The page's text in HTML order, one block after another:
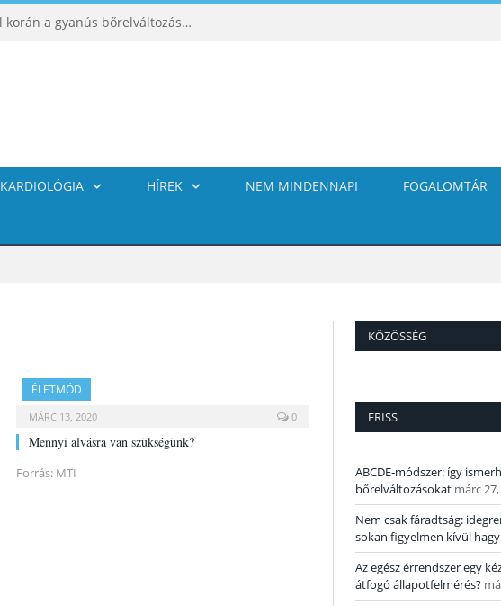
ABCDE‑módszer: így ismerhetjük fel korán a gyanús bőrelváltozásokat
KARDIOLÓGIA HÍREK NEM MINDENNAPI FOGALOMTÁR
ÉLETMÓD
MÁRC 13, 2020 0
Mennyi alvásra van szükségünk?
Forrás: MTI
KÖZÖSSÉG
FRISS
ABCDE‑módszer: így
bőrelváltozásokat márc
Nem csak fáradtság:
sokan figyelmen kívül
Az egész érrendszer egy
átfogó állapotfelmérés?